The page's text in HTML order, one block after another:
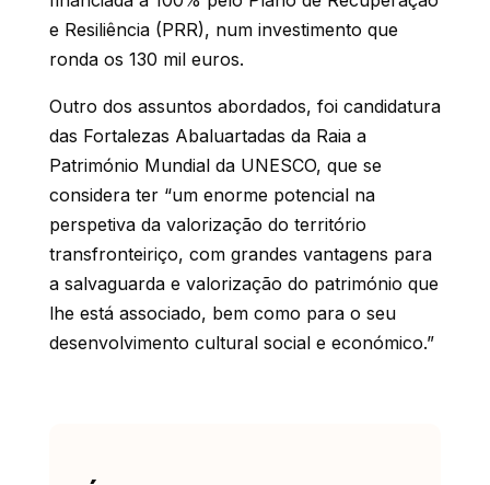
e Resiliência (PRR), num investimento que
ronda os 130 mil euros.
Outro dos assuntos abordados, foi candidatura
das Fortalezas Abaluartadas da Raia a
Património Mundial da UNESCO, que se
considera ter “um enorme potencial na
perspetiva da valorização do território
transfronteiriço, com grandes vantagens para
a salvaguarda e valorização do património que
lhe está associado, bem como para o seu
desenvolvimento cultural social e económico.”